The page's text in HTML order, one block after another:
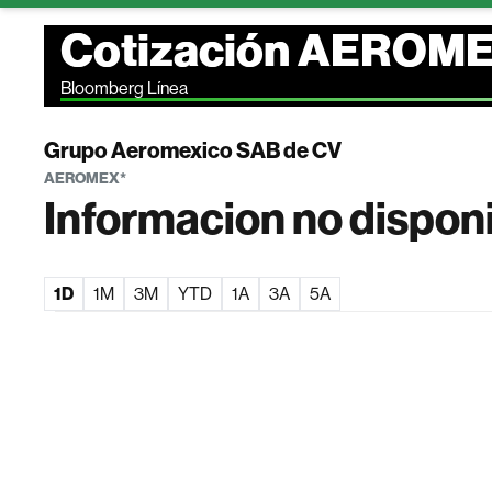
Cotización
Bloomberg Línea
Grupo Aeromexico SAB de CV
AEROMEX*
Informacion no
1D 1M 3M YTD 1A 3A 5A